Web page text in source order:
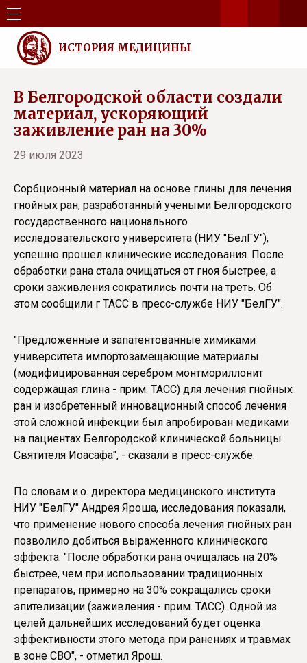
ИСТОРИЯ МЕДИЦИНЫ
В Белгородской области создали
материал, ускоряющий
заживление ран на 30%
29 июля 2023
Сорбционный материал на основе глины для лечения
гнойных ран, разработанный учеными Белгородского
государственного национального
исследовательского университета (НИУ "БелГУ"),
успешно прошел клинические исследования. После
обработки рана стала очищаться от гноя быстрее, а
сроки заживления сократились почти на треть. Об
этом сообщили г ТАСС в пресс-службе НИУ "БелГУ".
"Предложенные и запатентованные химиками
университета импортозамещающие материалы
(модифицированная серебром монтмориллонит
содержащая глина - прим. ТАСС) для лечения гнойных
ран и изобретенный инновационный способ лечения
этой сложной инфекции был апробирован медиками
на пациентах Белгородской клинической больницы
Святителя Иоасафа", - сказали в пресс-службе.
По словам и.о. директора медицинского института
НИУ "БелГУ" Андрея Яроша, исследования показали,
что применение нового способа лечения гнойных ран
позволило добиться выраженного клинического
эффекта. "После обработки рана очищалась на 20%
быстрее, чем при использовании традиционных
препаратов, примерно на 30% сокращались сроки
эпителизации (заживления - прим. ТАСС). Одной из
целей дальнейших исследований будет оценка
эффективности этого метода при ранениях и травмах
в зоне СВО", - отметил Ярош.